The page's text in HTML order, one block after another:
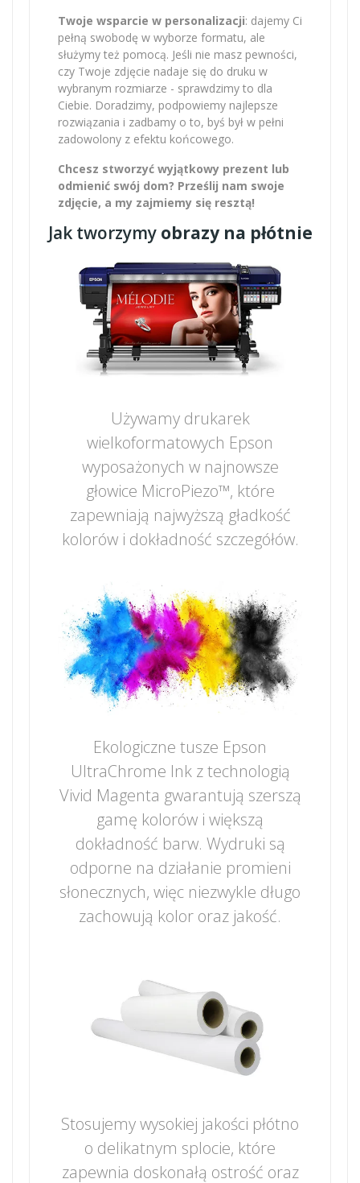
Twoje wsparcie w personalizacji: dajemy Ci
pełną swobodę w wyborze formatu, ale
służymy też pomocą. Jeśli nie masz pewności,
czy Twoje zdjęcie nadaje się do druku w
wybranym rozmiarze - sprawdzimy to dla
Ciebie. Doradzimy, podpowiemy najlepsze
rozwiązania i zadbamy o to, byś był w pełni
zadowolony z efektu końcowego.
Chcesz stworzyć wyjątkowy prezent lub
odmienić swój dom? Prześlij nam swoje
zdjęcie, a my zajmiemy się resztą!
Jak tworzymyobrazy na płótnie
Używamy drukarek
wielkoformatowych Epson
wyposażonych w najnowsze
głowice MicroPiezo™, które
zapewniają najwyższą gładkość
kolorów i dokładność szczegółów.
Ekologiczne tusze Epson
UltraChrome Ink z technologią
Vivid Magenta gwarantują szerszą
gamę kolorów i większą
dokładność barw. Wydruki są
odporne na działanie promieni
słonecznych, więc niezwykle długo
zachowują kolor oraz jakość.
Stosujemy wysokiej jakości płótno
o delikatnym splocie, które
zapewnia doskonałą ostrość oraz